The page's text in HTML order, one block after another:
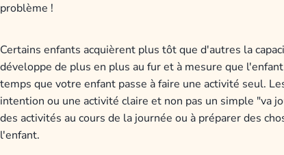
problème !
Certains enfants acquièrent plus tôt que d'autres la
développe de plus en plus au fur et à mesure que
temps que votre enfant passe à faire une activité seul.
intention ou une activité claire et non pas un simple "va
des activités au cours de la journée ou à préparer des
l'enfant.